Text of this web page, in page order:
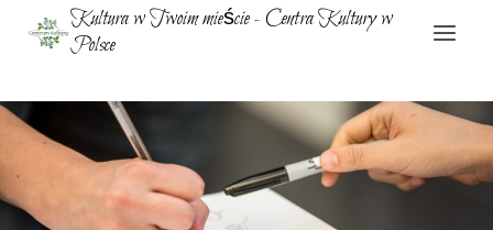
Przejdź Kultura w Twoim mieście - Centra Kultury w
Polsce